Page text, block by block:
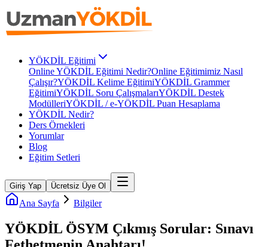
YÖKDİL Eğitimi
Online YÖKDİL Eğitimi Nedir?Online Eğitimimiz Nasıl
Çalışır?YÖKDİL Kelime EğitimiYÖKDİL Grammer
EğitimiYÖKDİL Soru ÇalışmalarıYÖKDİL Destek
ModülleriYÖKDİL / e-YÖKDİL Puan Hesaplama
YÖKDİL Nedir?
Ders Örnekleri
Yorumlar
Blog
Eğitim Setleri
Giriş Yap Ücretsiz Üye Ol
Ana Sayfa Bilgiler
YÖKDİL ÖSYM Çıkmış Sorular: Sınavı